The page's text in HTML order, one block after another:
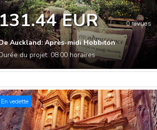
EUR 0 revues
Auckland: Après-midi Hobbiton
du projet: 08:00 horaires
En vedette